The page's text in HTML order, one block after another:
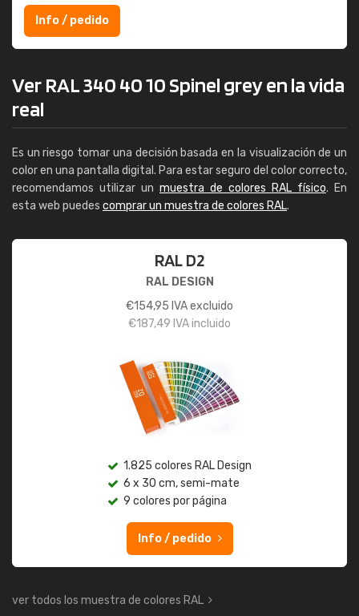
Info / pedido
Ver RAL 340 40 10 Spinel grey en la vida
real
Es un riesgo tomar una decisión basada en la visualización de un
color en una pantalla digital. Para estar seguro del color correcto,
recomendamos utilizar un muestra de colores RAL físico. En
esta web puedes comprar un muestra de colores RAL.
RAL D2
RAL DESIGN
€154,95 IVA excluido
€187,49 IVA incluido
1.825 colores RAL Design
6 x 30 cm, semi-mate
9 colores por página
Info / pedido
ver todos los muestra de colores RAL